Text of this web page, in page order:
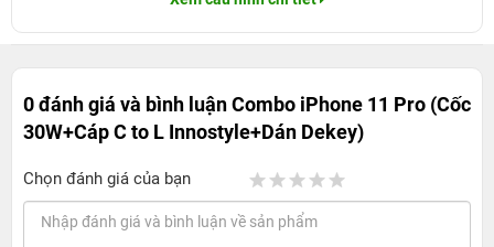
0 đánh giá và bình luậnCombo iPhone 11 Pro (Cốc
30W+Cáp C to L Innostyle+Dán Dekey)
Chọn đánh giá của bạn